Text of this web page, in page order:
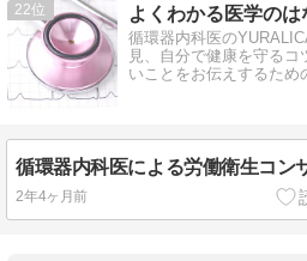
22 よくわかる医学のは
循環器内科医の
見、自分で健康を守る
いことをお伝えするため
2年4ヶ月前